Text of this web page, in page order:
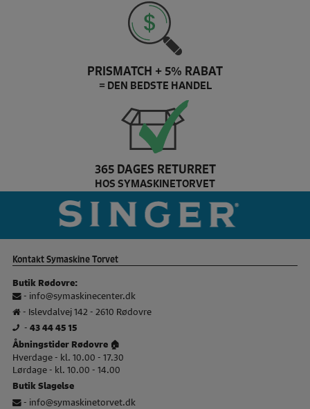
PRISMATCH + 5% RABAT
= DEN BEDSTE HANDEL
365 DAGES RETURRET
HOS SYMASKINETORVET
Pfaff Brand slider
Kontakt Symaskine Torvet
Butik Rødovre:
- info@symaskinecenter.dk
- Islevdalvej 142 - 2610 Rødovre
- 43 44 45 15
Åbningstider Rødovre 🏠
Hverdage - kl. 10.00 - 17.30
Lørdage - kl. 10.00 - 14.00
Butik Slagelse
- info@symaskinetorvet.dk